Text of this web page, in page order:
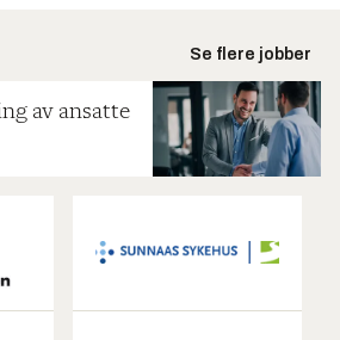
Se flere jobber
av ansatte